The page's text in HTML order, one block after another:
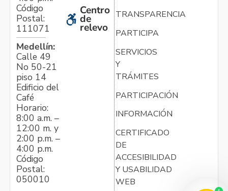
Código
Postal:
111071
Medellín:
Calle 49
No 50-21
piso 14
Edificio del
Café
Horario:
8:00 a.m. –
12:00 m. y
2:00 p.m. –
4:00 p.m.
Código
Postal:
050010
Centro
de
relevo
TRANSPARENCIA
PARTICIPA
SERVICIOS
Y
TRÁMITES
PARTICIPACIÓN
INFORMACIÓN
CERTIFICADO
DE
ACCESIBILIDAD
Y USABILIDAD
WEB